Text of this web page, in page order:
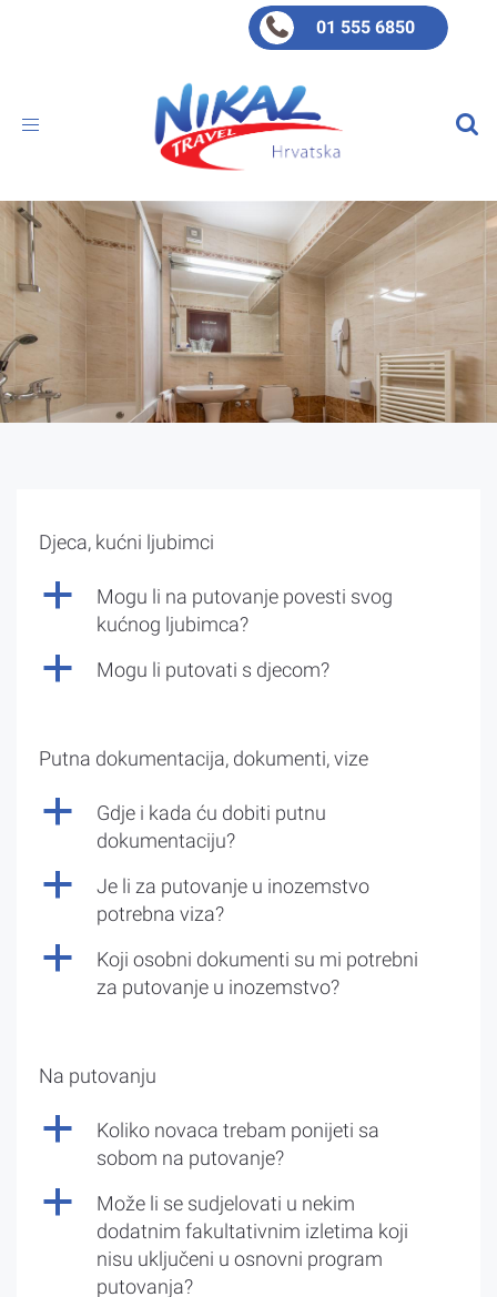
01 555 6850
Toggle
Djeca, kućni ljubimci
a
Mogu li na putovanje povesti svog
kućnog ljubimca?
a Mogu li putovati s djecom?
Putna dokumentacija, dokumenti, vize
a
Gdje i kada ću dobiti putnu
dokumentaciju?
a
Je li za putovanje u inozemstvo
potrebna viza?
a
Koji osobni dokumenti su mi potrebni
za putovanje u inozemstvo?
Na putovanju
a
Koliko novaca trebam ponijeti sa
sobom na putovanje?
a
Može li se sudjelovati u nekim
dodatnim fakultativnim izletima koji
nisu uključeni u osnovni program
putovanja?